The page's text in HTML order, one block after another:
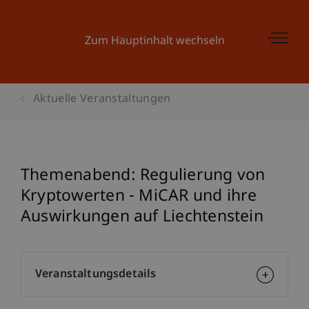
Zum Hauptinhalt wechseln
Aktuelle Veranstaltungen
Themenabend: Regulierung von
Kryptowerten - MiCAR und ihre
Auswirkungen auf Liechtenstein
Veranstaltungsdetails